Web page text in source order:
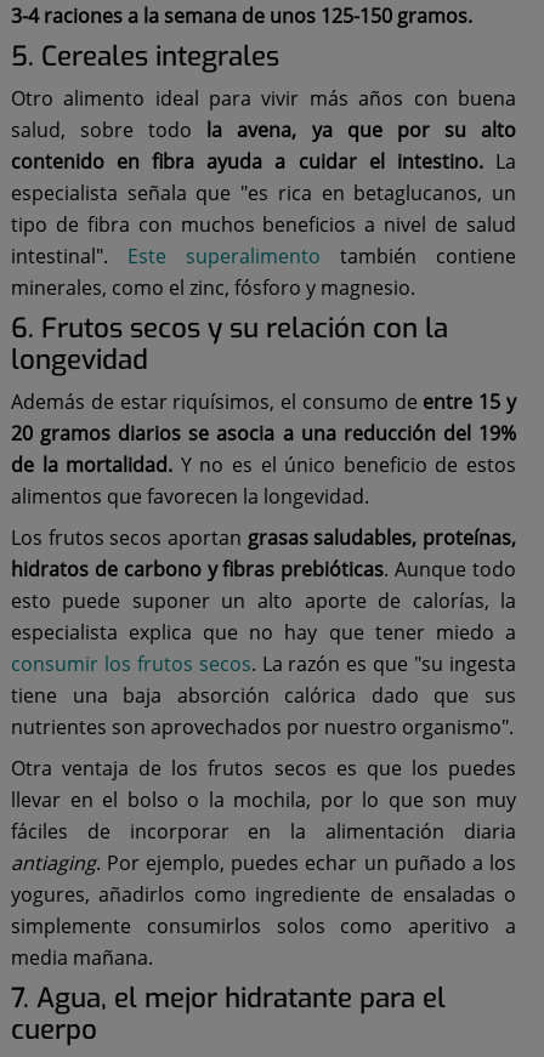
3-4 raciones a la semana de unos 125-150 gramos.
5. Cereales integrales
Otro alimento ideal para vivir más años con buena
salud, sobre todo la avena, ya que por su alto
contenido en fibra ayuda a cuidar el intestino.La
especialista señala que "es rica en betaglucanos, un
tipo de fibra con muchos beneficios a nivel de salud
intestinal". Este superalimento también contiene
minerales, como el zinc, fósforo y magnesio.
6. Frutos secos y su relación con la
longevidad
Además de estar riquísimos, el consumo de entre 15 y
20 gramos diarios se asocia a una reducción del 19%
de la mortalidad. Y no es el único beneficio de estos
alimentos que favorecen la longevidad.
Los frutos secos aportan grasas saludables, proteínas,
hidratos de carbono y fibras prebióticas. Aunque todo
esto puede suponer un alto aporte de calorías, la
especialista explica que no hay que tener miedo a
consumir los frutos secos. La razón es que "su ingesta
tiene una baja absorción calórica dado que sus
nutrientes son aprovechados por nuestro organismo".
Otra ventaja de los frutos secos es que los puedes
llevar en el bolso o la mochila, por lo que son muy
fáciles de incorporar en la alimentación diaria
antiaging. Por ejemplo, puedes echar un puñado a los
yogures, añadirlos como ingrediente de ensaladas o
simplemente consumirlos solos como aperitivo a
media mañana.
7. Agua, el mejor hidratante para el
cuerpo